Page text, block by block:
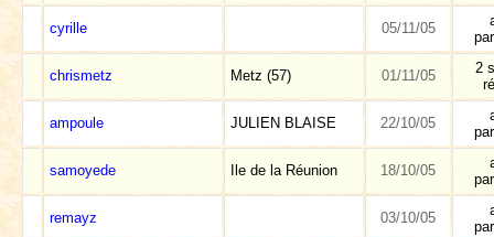
cyrille 05/11/05
chrismetz Metz (57) 01/11/05
2
ampoule JULIEN BLAISE 22/10/05
samoyede Ile de la Réunion 18/10/05
remayz 03/10/05